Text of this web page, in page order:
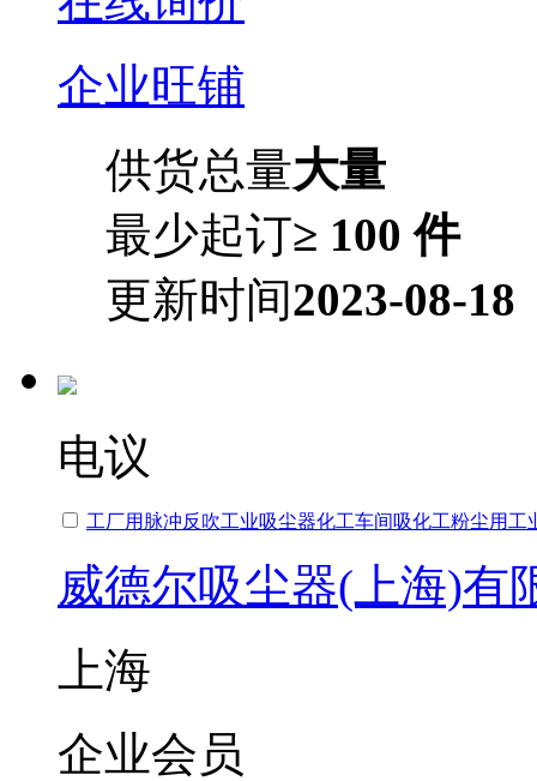
企业旺铺
供货总量大量
最少起订≥ 100 件
更新时间2023-08-18
电议
工厂用脉冲反吹工业吸尘器化工车间吸化工粉尘用工
威德尔吸尘器(上海)有
上海
企业会员